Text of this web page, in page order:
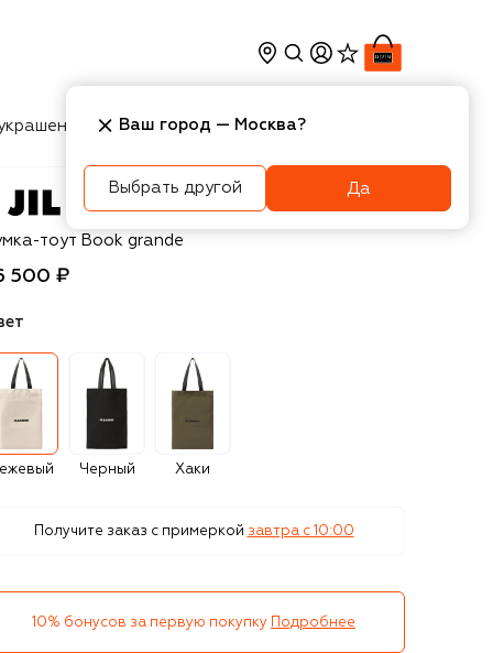
Косметика Интерьер
тоут Book grande
500 ₽
Черный Хаки
Получите заказ с примеркой завтра c 10:00
10% бонусов за первую покупку Подробнее
Ваш город — Москва?
Выбрать другой Да